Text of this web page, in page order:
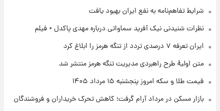
۱ روز پیش
فال روزانه واقعی پنجشنبه ۱۵ مرداد ۱۴۰۵
شرایط تفاهم‌نامه به نفع ایران بهبود یافت
نظرات شنیدنی نیک آفرید سماواتی درباره مهدی پاکدل + فیلم
ایران تعرفه ۷ درصدی تردد از تنگه هرمز را ابلاغ کرد
متن اولیۀ طرح راهبردی مدیریت تنگه هرمز منتشر شد
قیمت طلا و سکه امروز پنجشنبه ۱۵ مرداد ۱۴۰۵
بازار مسکن در مرداد آرام گرفت؛ کاهش تحرک خریداران و فروشندگان